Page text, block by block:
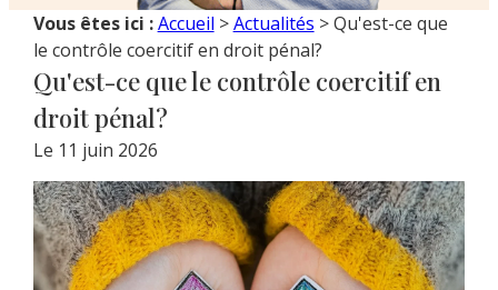
Pause
Vous êtes ici : Accueil >Actualités > Qu'est-ce que
le contrôle coercitif en droit pénal?
Qu'est-ce que le contrôle coercitif en
droit pénal?
Le 11 juin 2026